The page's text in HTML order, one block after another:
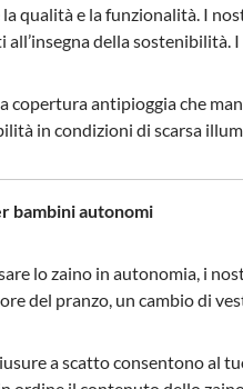
qualità e la funzionalità. I
della
copertura antipioggia che
in condizioni di scarsa
bambini autonomi
lo zaino in autonomia, i
del pranzo, un cambio di
a scatto consentono al